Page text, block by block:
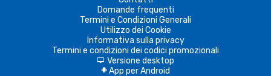
Domande frequenti
Termini e Condizioni Generali
Utilizzo dei Cookie
Informativa sulla privacy
Termini e condizioni dei codici promozionali
d Versione desktop
A App per Android